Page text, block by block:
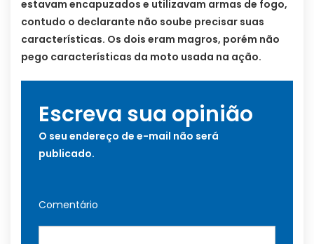
estavam encapuzados e utilizavam armas de fogo,
contudo o declarante não soube precisar suas
características. Os dois eram magros, porém não
pego características da moto usada na ação.
Escreva sua opinião
O seu endereço de e-mail não será
publicado.
Comentário